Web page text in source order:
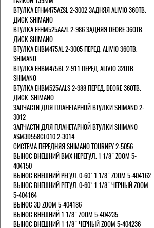
ВТУЛКА EFHM475AZSL 2-3002 ЗАДНЯЯ ALIVIO 36ОТВ.
ДИСК SHIMANO
ВТУЛКА EFHM525AAZL 2-986 ЗАДНЯЯ DEORE 36ОТВ.
ДИСК SHIMANO
ВТУЛКА EHBM475AL 2-3005 ПЕРЕД. ALIVIO 36ОТВ.
SHIMANO
ВТУЛКА EHBM475BL 2-911 ПЕРЕД. ALIVIO 32ОТВ.
SHIMANO
ВТУЛКА EHBM525AALS 2-988 ПЕРЕД. DEORE 36ОТВ.
ДИСК. SHIMANO
ЗАПЧАСТИ ДЛЯ ПЛАНЕТАРНОЙ ВТУЛКИ SHIMANO 2-
3012
ЗАПЧАСТИ ДЛЯ ПЛАНЕТАРНОЙ ВТУЛКИ SHIMANO
ASM3D558CL010 2-3014
СИСТЕМА ПЕРЕДНЯЯ SHIMANO TOURNEY 2-5056
ВЫНОС ВНЕШНИЙ BMX НЕРЕГУЛ. 1 1/8" ZOOM 5-
404150
ВЫНОС ВНЕШНИЙ РЕГУЛ. 0-60` 1 1/8" ZOOM 5-404162
ВЫНОС ВНЕШНИЙ РЕГУЛ. 0-60` 1 1/8" ЧЕРНЫЙ ZOOM
5-404164
ВЫНОС 3D ZOOM 5-404186
ВЫНОС ВНЕШНИЙ 1 1/8" ZOOM 5-404235
ВЫНОС ВНЕШНИЙ 1 1/8" ЧЕРНЫЙ ZOOM 5-404236